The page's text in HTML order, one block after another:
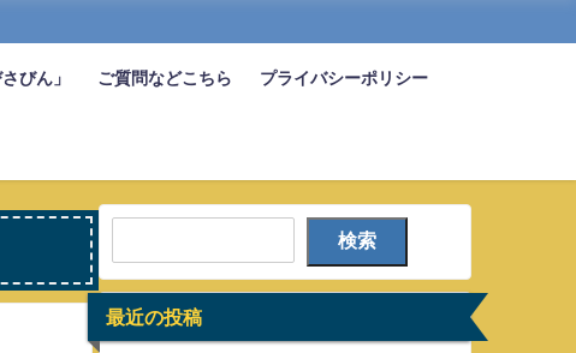
びん」 ご質問などこちら プライバシーポリシー
検索
最近の投稿